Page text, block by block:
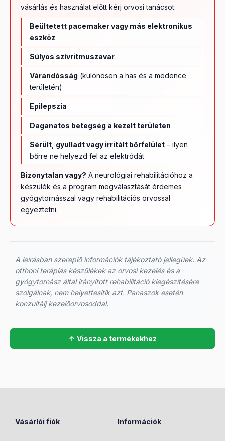
vásárlás és használat előtt kérj orvosi tanácsot:
Beültetett pacemaker vagy más elektronikus
eszköz
Súlyos szívritmuszavar
Várandósság (különösen a has és a medence
területén)
Epilepszia
Daganatos betegség a kezelt területen
Sérült, gyulladt vagy irritált bőrfelület – ilyen
bőrre ne helyezd fel az elektródát
Bizonytalan vagy? A neurológiai rehabilitációhoz a
készülék és a program megválasztását érdemes
gyógytornásszal vagy rehabilitációs orvossal
egyeztetni.
A leírásban szereplő információk tájékoztató jellegűek. Az
otthoni terápiás készülékek az orvosi kezelés és a
gyógytornász által irányított rehabilitáció kiegészítésére
szolgálnak, nem helyettesítik azt. Panaszok esetén
konzultálj kezelőorvosoddal.
↑ Vissza a termékekhez
Vásárlói fiók Információk